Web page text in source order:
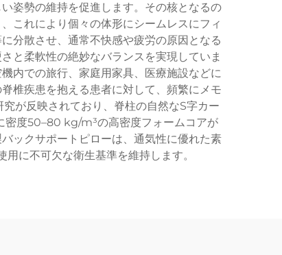
姿勢の維持を促進します。その核となるの
これにより個々の体形にシームレスにフィ
分散させ、通常不快感や疲労の原因となる
と柔軟性の絶妙なバランスを実現していま
内での旅行、家庭用家具、医療施設などに
椎疾患を抱える患者に対して、頻繁にメモ
が反映されており、脊柱の自然なS字カー
密度50–80 kg/m³の高密度フォームコアが
ックサポートピローは、通気性に優れた素
に不可欠な衛生基準を維持します。